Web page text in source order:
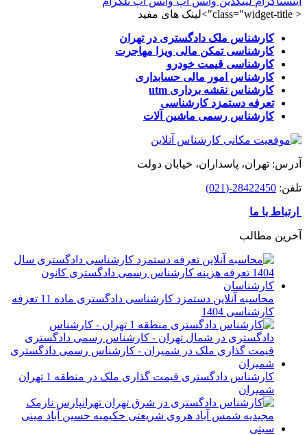
< class="widget-title">لینک های مفید
کارشناس ملک دادگستری در تهران
کارشناسی تمکن مالی ویزا مهاجرت
کارشناسی قیمت خودرو
کارشناس امور مالی حسابداری
کارشناس نقشه برداری utm
تعرفه دستمزد کارشناسی
کارشناس رسمی ماشین آلات
آدرس: تهران، پاسداران، خیابان دولت
تلفن: 28422450-(021)
ارتباط با ما
آخرین مطالب
محاسبه آنلاین دستمزد کارشناسی دادگستری ماده 11 تعرفه
کارشناسی 1404
کارشناس دادگستری قیمت گذاری ملک در منطقه 1 تهران
شمیران